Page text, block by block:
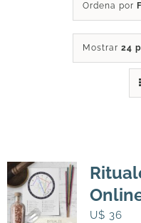
SERVICIOS
PRODUCTOS
ARTÍCULOS
Ordena por
Mostrar 24
U$ 36